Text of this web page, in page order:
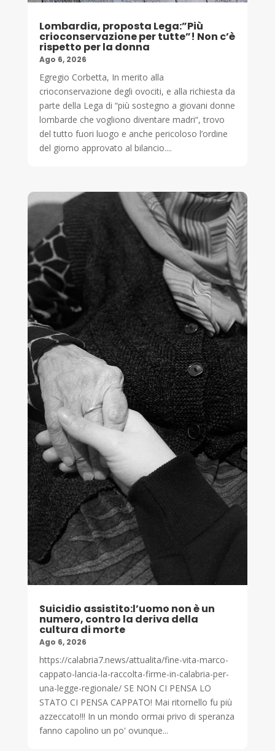
Lombardia, proposta Lega:”Più
crioconservazione per tutte”! Non c’è
rispetto per la donna
Ago 6, 2026
Egregio Corbetta, In merito alla
crioconservazione degli ovociti, e alla richiesta da
parte della Lega di “più sostegno a giovani donne
lombarde che vogliono diventare madri“, trovo
del tutto fuori luogo e anche pericoloso l’ordine
del giorno approvato al bilancio....
Suicidio assistito:l’uomo non è un
numero, contro la deriva della
cultura di morte
Ago 6, 2026
https://calabria7.news/attualita/fine-vita-marco-
cappato-lancia-la-raccolta-firme-in-calabria-per-
una-legge-regionale/ SE NON CI PENSA LO
STATO CI PENSA CAPPATO! Mai ritornello fu più
azzeccato!!! In un mondo ormai privo di speranza
fanno capolino un po' ovunque...